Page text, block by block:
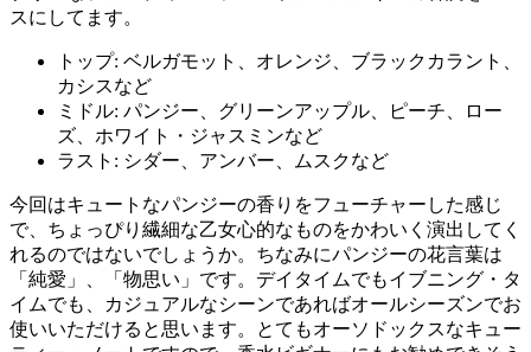
スにしてます。
トップ: ベルガモット、オレンジ、ブラックカラント、
カシスなど
ミドル: パンジー、グリーンアップル、ピーチ、ロー
ズ、ホワイト・ジャスミンなど
ラスト: シダー、アンバー、ムスクなど
今回はキュートなパンジーの香りをフューチャーした感じ
で、ちょっぴり繊細な乙女心的なものをかわいく演出してく
れるのではないでしょうか。ちなみにパンジーの花言葉は
「純愛」、「物思い」です。デイタイムでもイブニング・タ
イムでも、カジュアルなシーンであればオールシーズンでお
使いいただけると思います。とてもオーソドックスなキュー